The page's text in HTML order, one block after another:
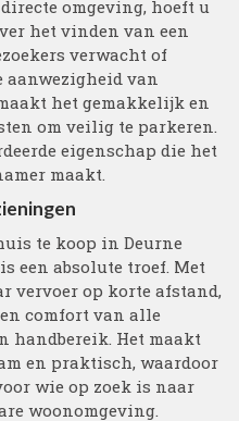
omgeving, hoeft u
het vinden van een
verwacht of
aanwezigheid van
het gemakkelijk en
om veilig te parkeren.
eigenschap die het
maakt.
te koop in Deurne
een absolute troef. Met
vervoer op korte afstand,
comfort van alle
handbereik. Het maakt
en praktisch, waardoor
wie op zoek is naar
woonomgeving.